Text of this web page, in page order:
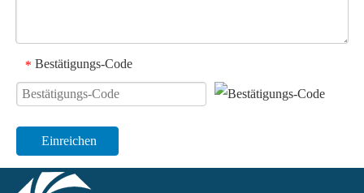
* Bestätigungs-Code
Einreichen